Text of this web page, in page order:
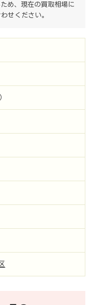
め、現在の買取相場に
せください。